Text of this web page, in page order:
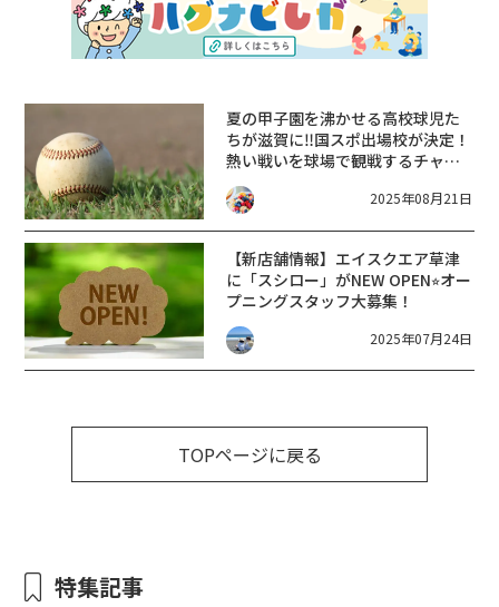
夏の甲子園を沸かせる高校球児た
ちが滋賀に‼︎国スポ出場校が決定！
熱い戦いを球場で観戦するチャン
ス☆【マイネットスタジアム皇子
山】〈大津市〉9/29-10/22025年08月21日
【新店舗情報】エイスクエア草津
に「スシロー」がNEW OPEN⭐︎オー
プニングスタッフ大募集！
2025年07月24日
TOPページに戻る
特集記事